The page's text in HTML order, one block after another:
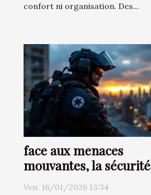
confort ni organisation. Des...
face aux menaces
mouvantes, la sécurité
change d’époque
Ven. 16/01/2026 13:34